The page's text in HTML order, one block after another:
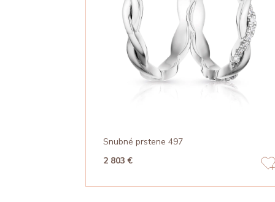
Snubné prstene 497
2 803 €